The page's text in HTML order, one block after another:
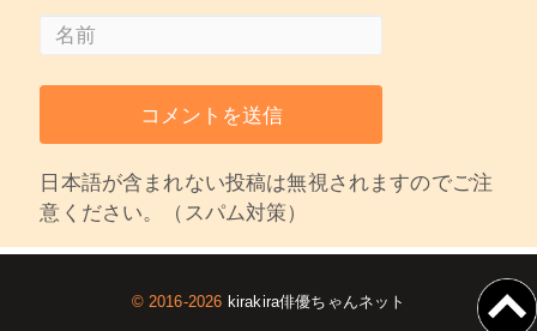
日本語が含まれない投稿は無視されますのでご注
意ください。（スパム対策）
© 2016-2026 kirakira俳優ちゃんネット